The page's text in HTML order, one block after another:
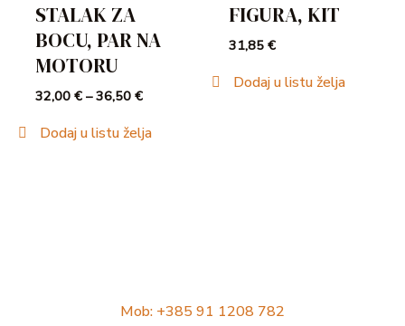
STALAK ZA
BOCU, PAR NA
MOTORU
32,00€ –36,50€
Dodaj u listu želja
FIGURA, KIT
31,85€
Dodaj u listu želja
Mob: +385 91 1208 782